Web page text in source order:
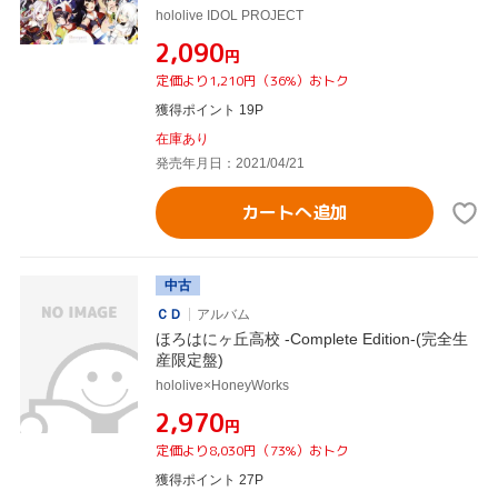
hololive IDOL PROJECT
¥2,090円
定価より1,210円（36%）おトク
獲得ポイント 19P
在庫あり
発売年月日：2021/04/21
カートへ追加
中古
ＣＤ
アルバム
ほろはにヶ丘高校 -Complete Edition-(完全生
産限定盤)
hololive×HoneyWorks
¥2,970円
定価より8,030円（73%）おトク
獲得ポイント 27P